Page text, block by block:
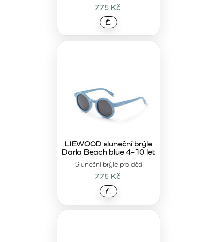
775 Kč
Sluneční brýle pro děti
LIEWOOD sluneční brýle
Darla Beach blue 4–10 let
775 Kč